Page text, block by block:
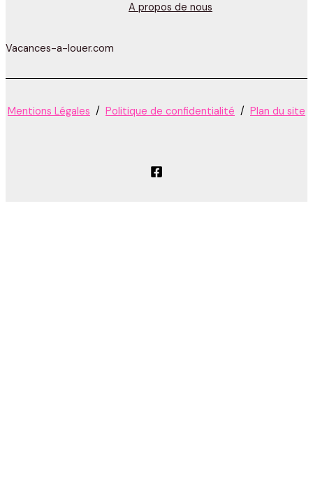
A propos de nous
Vacances-a-louer.com
Mentions Légales / Politique de confidentialité / Plan du site